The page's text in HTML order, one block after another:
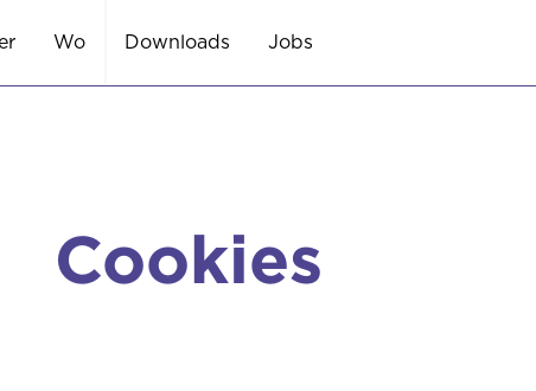
Wo Downloads Jobs
Cookies